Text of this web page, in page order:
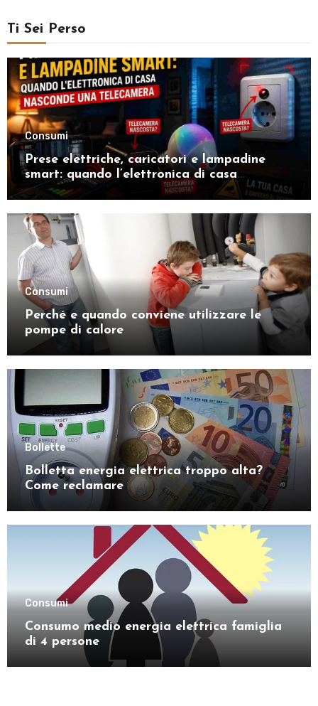
Ti Sei Perso
Consumi
Prese elettriche, caricatori e lampadine
smart: quando l’elettronica di casa
nasconde una telecamera
Consumi
Perché e quando conviene utilizzare le
pompe di calore
Bollette
Bolletta energia elettrica troppo alta?
Come reclamare
Consumi
Consumo medio energia elettrica famiglia
di 4 persone